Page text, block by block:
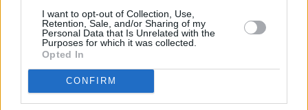
I want to opt-out of Collection, Use,
Retention, Sale, and/or Sharing of my
Personal Data that Is Unrelated with the
Purposes for which it was collected.
Opted In
CONFIRM